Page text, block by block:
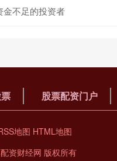
金不足的投资者
股票配资门户
地图 HTML地图
资财经网 版权所有